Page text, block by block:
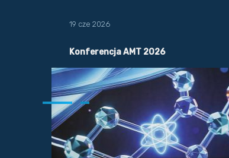
19 cze 2026
Konferencja AMT 2026